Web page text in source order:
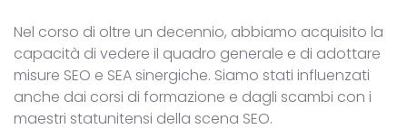
Nel corso di oltre un decennio, abbiamo acquisito la
capacità di vedere il quadro generale e di adottare
misure SEO e SEA sinergiche. Siamo stati influenzati
anche dai corsi di formazione e dagli scambi con i
maestri statunitensi della scena SEO.